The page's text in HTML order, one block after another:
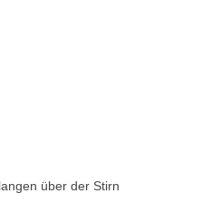
über der Stirn